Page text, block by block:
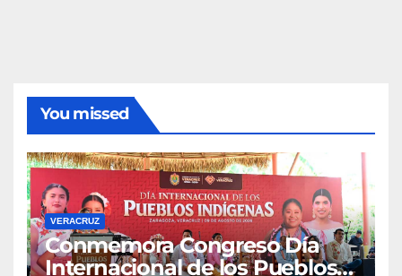
You missed
VERACRUZ
Conmemora Congreso Día
Internacional de los Pueblos